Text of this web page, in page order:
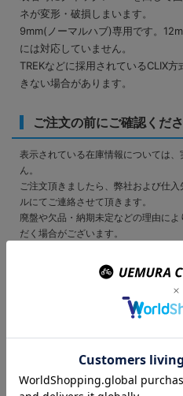
ネが変形・破損しまいます。
9mm(ノーマルハブ)専用です。
には対応していません。
TREKなどに採用されているCLIX
きない場合があります。
ご注文の前にご確認くだ
表示されている在庫情報については
ん。
ご注文頂きましたら、弊社および仕
ルにてご連絡させて頂きます。
廃盤や欠品・納期未定などの理由に
だく場合がございます。
掲載商品の仕様、ロゴ等のデザイン
く変更になる場合があります。
ご利用ガイドの内容をご覧いただき